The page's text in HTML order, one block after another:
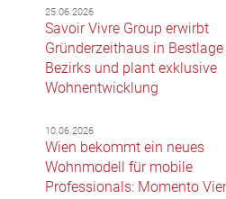
25.06.2026
Savoir Vivre Group erwirbt
Gründerzeithaus in Bestlage
Bezirks und plant exklusive
Wohnentwicklung
10.06.2026
Wien bekommt ein neues
Wohnmodell für mobile
Professionals: Momento